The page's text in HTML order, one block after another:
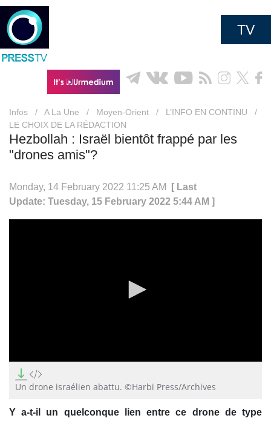
TV
Infos / A La Une / Moyen-Orient / L’INFO EN CONTINU
/
LE CHOIX DE LA RÉDACTION
Hezbollah : Israël bientôt frappé par les
"drones amis"?
Monday, 14 February 2022 11:25 AM
[ Last
Update: Tuesday, 15 February 2022 5:44 AM ]
seconds
ofUn drone israélien abattu. ©Harbi Press/Archives
Y a-t-il un quelconque lien entre ce drone de type